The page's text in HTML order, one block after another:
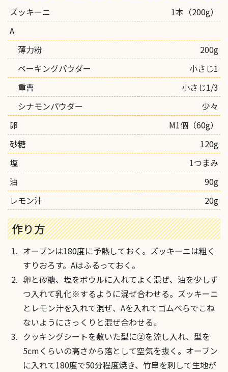
ズッキーニ
1本（200g）
A
薄力粉
200g
ベーキングパウダー
小さじ1
重曹
小さじ1/3
シナモンパウダー
少々
卵
M1個（60g）
砂糖
120g
塩
1つまみ
油
90g
レモン汁
20g
作り方
オーブンは180度に予熱しておく。ズッキーニは粗く
すりおろす。Aはふるっておく。
卵と砂糖、塩をボウルに入れてよく混ぜ、油を少しず
つ入れて乳化※するように混ぜ合わせる。ズッキーニ
とレモン汁を入れて混ぜ、Aを入れてゴムべらでこね
ないようにさっくりと混ぜ合わせる。
クッキングシートを敷いた型に②を流し入れ、型を
5cmくらいの高さから落として空気を抜く。オーブン
に入れて180度で50分程度焼き、竹串を刺して生地が